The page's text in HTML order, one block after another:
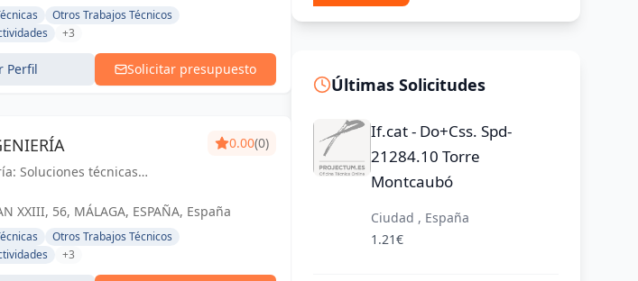
Otros Trabajos Técnicos
+3
Perfil Solicitar presupuesto
Soluciones técnicas
0.00(0)
XXIII, 56, MÁLAGA, ESPAÑA, España
Otros Trabajos Técnicos
+3
Últimas Solicitudes
If.cat - Do+Css. Spd-
21284.10 Torre
Montcaubó
Ciudad , España
1.21€